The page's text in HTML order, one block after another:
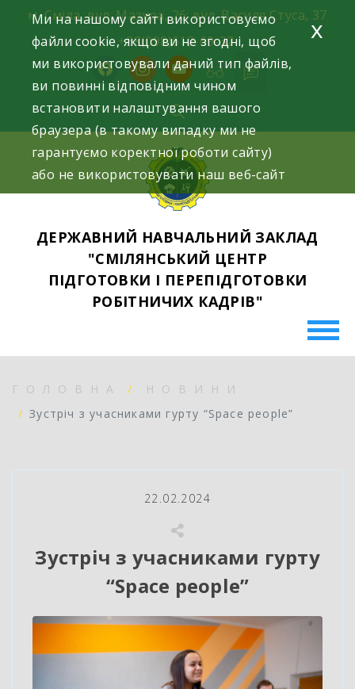
content
м. Сміла, вул. Мазура, 26; вул. Василя Стуса, 37
+38(098)612-69-32.
facebookinstagram
youtube
ДЕРЖАВНИЙ НАВЧАЛЬНИЙ ЗАКЛАД
"СМІЛЯНСЬКИЙ ЦЕНТР
ПІДГОТОВКИ І ПЕРЕПІДГОТОВКИ
РОБІТНИЧИХ КАДРІВ"
ГОЛОВНА
НОВИНИ
Зустріч з учасниками гурту “Space people”
22.02.2024
Зустріч з учасниками гурту
“Space people”
Ми на нашому сайті використовуємо
файли cookie, якщо ви не згодні, щоб
ми використовували даний тип файлів,
ви повинні відповідним чином
встановити налаштування вашого
браузера (в такому випадку ми не
гарантуємо коректної роботи сайту)
або не використовувати наш веб-сайт
x